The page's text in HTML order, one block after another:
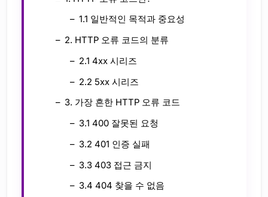
1.1 일반적인 목적과 중요성
2. HTTP 오류 코드의 분류
2.1 4xx 시리즈
2.2 5xx 시리즈
3. 가장 흔한 HTTP 오류 코드
3.1 400 잘못된 요청
3.2 401 인증 실패
3.3 403 접근 금지
3.4 404 찾을 수 없음